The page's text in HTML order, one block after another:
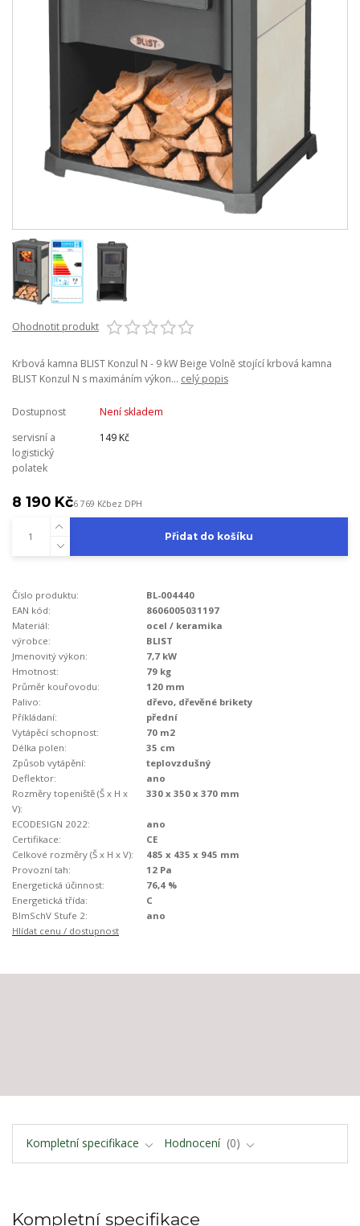
Ohodnotit produkt
Krbová kamna BLIST Konzul N - 9 kW Beige Volně stojící krbová kamna
BLIST Konzul N s maximáním výkon... celý popis
Dostupnost
Není skladem
servisní a
logistický
polatek
149 Kč
8 190 Kč6 769 Kčbez DPH
Přidat do košíku
Číslo produktu:
BL-004440
EAN kód:
8606005031197
Materiál:
ocel / keramika
výrobce:
BLIST
Jmenovitý výkon:
7,7 kW
Hmotnost:
79 kg
Průměr kouřovodu:
120 mm
Palivo:
dřevo, dřevěné brikety
Příkládaní:
přední
Vytápěcí schopnost:
70 m2
Délka polen:
35 cm
Způsob vytápění:
teplovzdušný
Deflektor:
ano
Rozměry topeniště (Š x H x
V):
330 x 350 x 370 mm
ECODESIGN 2022:
ano
Certifikace:
CE
Celkové rozměry (Š x H x V):
485 x 435 x 945 mm
Provozní tah:
12 Pa
Energetická účinnost:
76,4 %
Energetická třída:
C
BImSchV Stufe 2:
ano
Hlídat cenu / dostupnost
Kompletní specifikace Hodnocení 0
Kompletní specifikace